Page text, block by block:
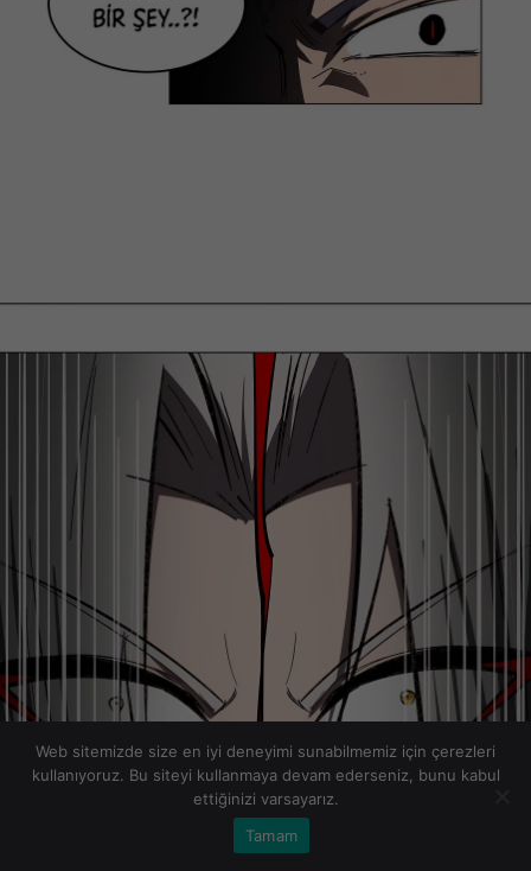
Web sitemizde size en iyi deneyimi sunabilmemiz için çerezleri
kullanıyoruz. Bu siteyi kullanmaya devam ederseniz, bunu kabul
ettiğinizi varsayarız.
Tamam